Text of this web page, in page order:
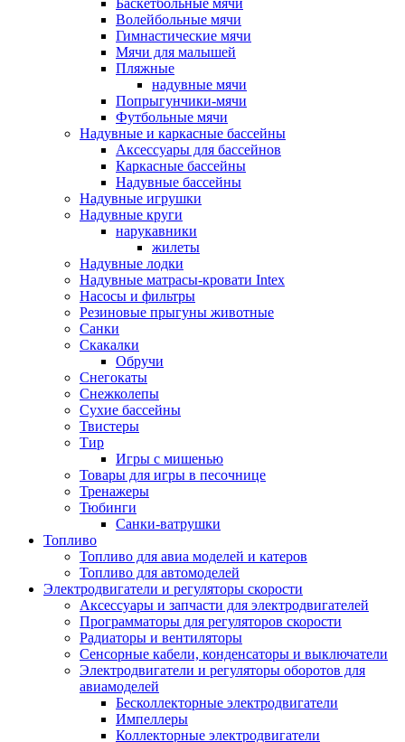
Баскетбольные мячи
Волейбольные мячи
Гимнастические мячи
Мячи для малышей
Пляжные
надувные мячи
Попрыгунчики-мячи
Футбольные мячи
Надувные и каркасные бассейны
Аксессуары для бассейнов
Каркасные бассейны
Надувные бассейны
Надувные игрушки
Надувные круги
нарукавники
жилеты
Надувные лодки
Надувные матрасы-кровати Intex
Насосы и фильтры
Резиновые прыгуны животные
Санки
Скакалки
Обручи
Снегокаты
Снежколепы
Сухие бассейны
Твистеры
Тир
Игры с мишенью
Товары для игры в песочнице
Тренажеры
Тюбинги
Санки-ватрушки
Топливо
Топливо для авиа моделей и катеров
Топливо для автомоделей
Электродвигатели и регуляторы скорости
Аксессуары и запчасти для электродвигателей
Программаторы для регуляторов скорости
Радиаторы и вентиляторы
Сенсорные кабели, конденсаторы и выключатели
Электродвигатели и регуляторы оборотов для
авиамоделей
Бесколлекторные электродвигатели
Импеллеры
Коллекторные электродвигатели